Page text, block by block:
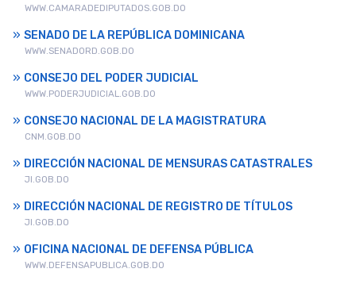
WWW.CAMARADEDIPUTADOS.GOB.DO
SENADO DE LA REPÚBLICA DOMINICANA
WWW.SENADORD.GOB.DO
CONSEJO DEL PODER JUDICIAL
WWW.PODERJUDICIAL.GOB.DO
CONSEJO NACIONAL DE LA MAGISTRATURA
CNM.GOB.DO
DIRECCIÓN NACIONAL DE MENSURAS CATASTRALES
JI.GOB.DO
DIRECCIÓN NACIONAL DE REGISTRO DE TÍTULOS
JI.GOB.DO
OFICINA NACIONAL DE DEFENSA PÚBLICA
WWW.DEFENSAPUBLICA.GOB.DO